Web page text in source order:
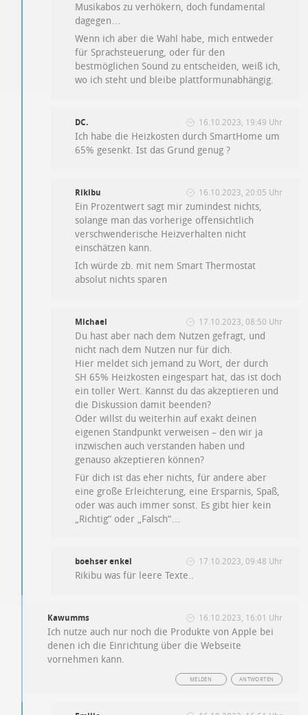
Musikabos zu verhökern, doch fundamental
dagegen…
Wenn ich aber die Wahl habe, mich entweder
für Sprachsteuerung, oder für den
bestmöglichen Sound zu entscheiden, weiß ich,
wo ich steht und bleibe plattformunabhängig.
DC. 16.10.2023, 19:49 Uhr
Ich habe die Heizkosten durch SmartHome um
65% gesenkt. Ist das Grund genug ?
Rikibu 16.10.2023, 20:05 Uhr
Ein Prozentwert sagt mir zumindest nichts,
solange man das vorherige offensichtlich
verschwenderische Heizverhalten nicht
einschätzen kann.
Ich würde zb. mit nem Smart Thermostat
absolut nichts sparen
Michael 17.10.2023, 08:50 Uhr
Du hast aber nach dem Nutzen gefragt, und
nicht nach dem Nutzen nur für dich.
Hier meldet sich jemand zu Wort, der durch
SH 65% Heizkosten eingespart hat, das ist doch
ein toller Wert. Kannst du das akzeptieren und
die Diskussion damit beenden?
Oder willst du weiterhin auf exakt deinen
eigenen Standpunkt verweisen – den wir ja
inzwischen auch verstanden haben und
genauso akzeptieren können?
Für dich ist das eher nichts, für andere aber
eine große Erleichterung, eine Ersparnis, Spaß,
oder was auch immer sonst. Es gibt hier kein
„Richtig“ oder „Falsch“…
boehser enkel 17.10.2023, 09:48 Uhr
Rikibu was für leere Texte..
Kawumms 16.10.2023, 16:01 Uhr
Ich nutze auch nur noch die Produkte von Apple bei
denen ich die Einrichtung über die Webseite
vornehmen kann.
ANTWORTEN
MELDEN